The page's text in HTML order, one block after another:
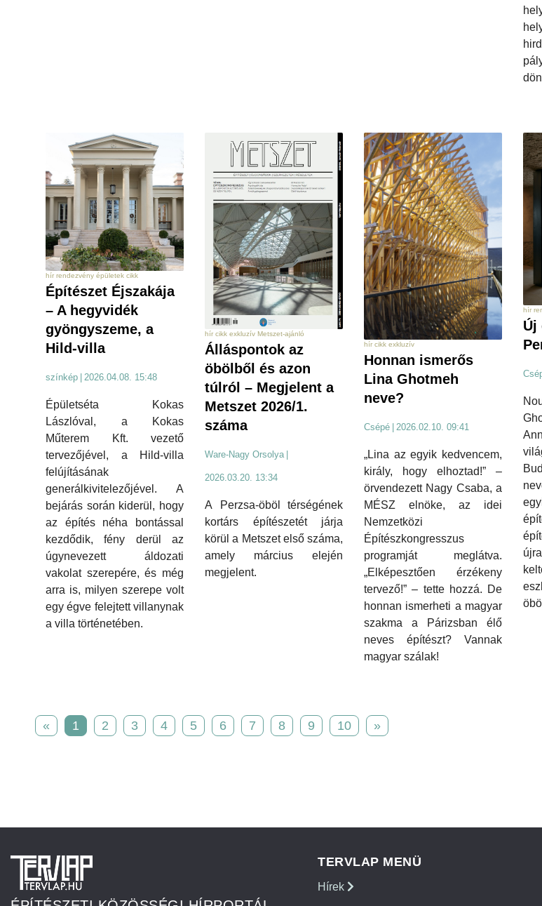
hír rendezvény épületek cikk
Építészet Éjszakája
– A hegyvidék
gyöngyszeme, a
Hild-villa
színkép | 2026.04.08. 15:48
Épületséta Kokas
Lászlóval, a Kokas
Műterem Kft. vezető
tervezőjével, a Hild-villa
felújításának
generálkivitelezőjével. A
bejárás során kiderül, hogy
az építés néha bontással
kezdődik, fény derül az
úgynevezett áldozati
vakolat szerepére, és még
arra is, milyen szerepe volt
egy égve felejtett villanynak
a villa történetében.
hír cikk exkluzív Metszet-ajánló
Álláspontok az
öbölből és azon
túlról – Megjelent a
Metszet 2026/1.
száma
Ware-Nagy Orsolya |
2026.03.20. 13:34
A Perzsa-öböl térségének
kortárs építészetét járja
körül a Metszet első száma,
amely március elején
megjelent.
hír cikk exkluzív
Honnan ismerős
Lina Ghotmeh
neve?
Csépé 2026.02.10. 09:41
„Lina az egyik kedvencem,
király, hogy elhoztad!” –
örvendezett Nagy Csaba, a
MÉSZ elnöke, az idei
Nemzetközi
Építészkongresszus
programját meglátva.
„Elképesztően érzékeny
tervező!” – tette hozzá. De
honnan ismerheti a magyar
szakma a Párizsban élő
neves építészt? Vannak
magyar szálak!
hír
Új
« 1 2 3 4 5 6 7 8 9 10 »
TERVLAP MENÜ
Hírek